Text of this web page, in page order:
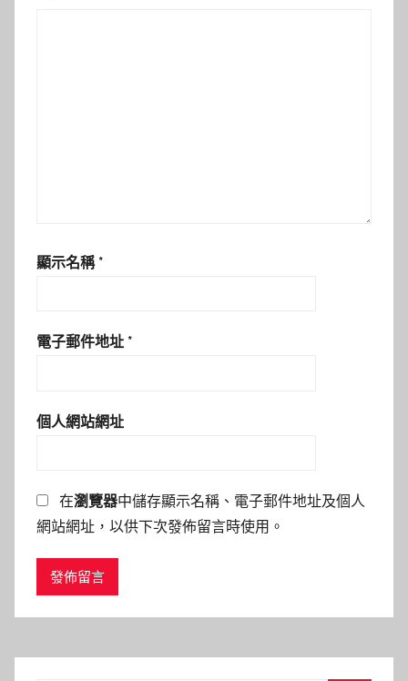
顯示名稱 *
電子郵件地址 *
個人網站網址
在瀏覽器中儲存顯示名稱、電子郵件地址及個人
網站網址，以供下次發佈留言時使用。